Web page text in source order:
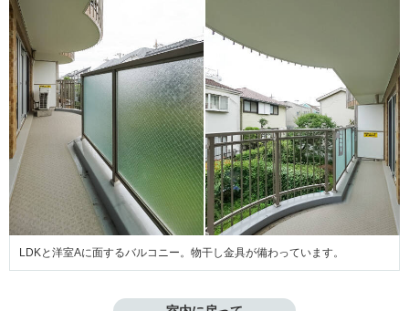
LDKと洋室Aに面するバルコニー。物干し金具が備わっています。